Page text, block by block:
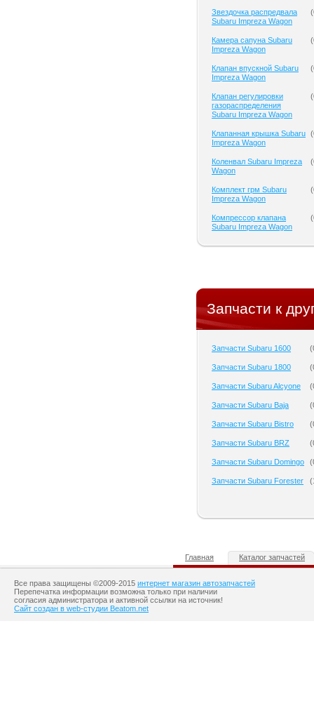
Звездочка распредвала
Subaru Impreza Wagon
(
Камера сапуна Subaru
Impreza Wagon
(
Клапан впускной Subaru
Impreza Wagon
(
Клапан регулировки
газораспределения
Subaru Impreza Wagon
(
Клапанная крышка Subaru
Impreza Wagon
(
Коленвал Subaru Impreza
Wagon
(
Комплект грм Subaru
Impreza Wagon
(
Компрессор клапана
Subaru Impreza Wagon
(
Запчасти к
Запчасти Subaru 1600 (
Запчасти Subaru 1800 (
Запчасти Subaru Alcyone (
Запчасти Subaru Baja (
Запчасти Subaru Bistro (
Запчасти Subaru BRZ (
Запчасти Subaru Domingo (
Запчасти Subaru Forester (
Главная Каталог запчастей
Все права защищены ©2009-2015 интернет магазин автозапчастей
Перепечатка информации возможна только при наличии
согласия администратора и активной ссылки на источник!
Сайт создан в web-студии Beatom.net